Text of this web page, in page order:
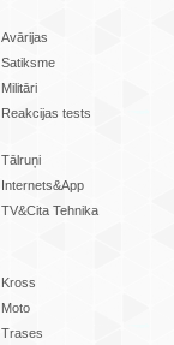
Avārijas
Satiksme
Militāri
Reakcijas tests
Tālruņi
Internets&App
TV&Cita Tehnika
Kross
Moto
Trases